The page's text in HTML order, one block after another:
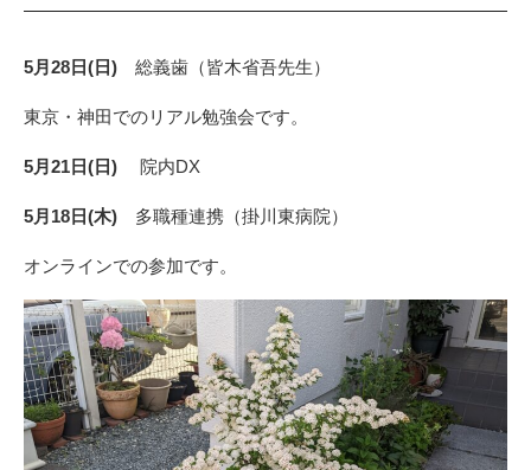
5月28日(日) 総義歯（皆木省吾先生）
東京・神田でのリアル勉強会です。
5月21日(日) 院内DX
5月18日(木) 多職種連携（掛川東病院）
オンラインでの参加です。